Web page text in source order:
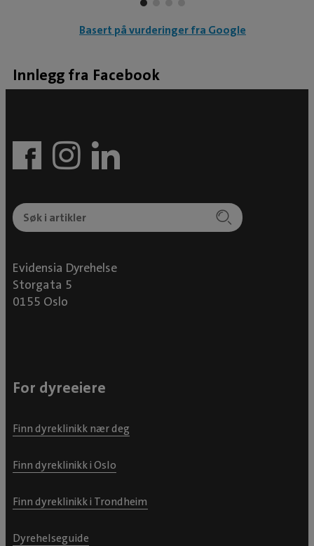
Basert på vurderinger fra Google
Innlegg fra Facebook
Evidensia Dyrehelse
Storgata 5
0155 Oslo
For dyreeiere
Finn dyreklinikk nær deg
Finn dyreklinikk i Oslo
Finn dyreklinikk i Trondheim
Dyrehelseguide